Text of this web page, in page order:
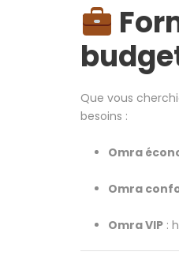
Que vous
besoins :
Omra
Omra
Omra VIP :